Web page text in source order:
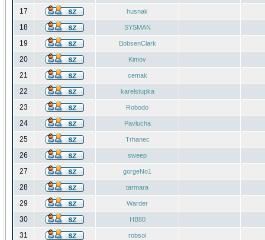
17 husnak
18 SYSMAN
19 BobsenClark
20 Kimov
21 cemak
22 karelstupka
23 Robodo
24 Pavlucha
25 Trhanec
26 sweep
27 gorgeNo1
28 tarmara
29 Warder
30 HB80
31 robsol